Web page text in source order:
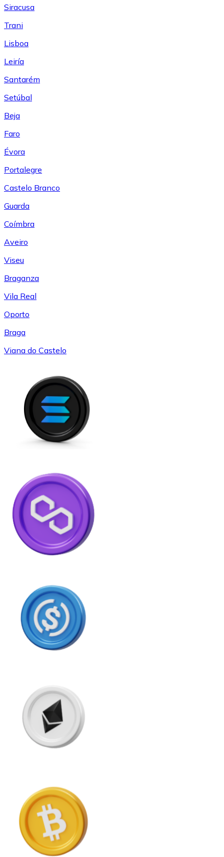
Siracusa
Trani
Lisboa
Leiría
Santarém
Setúbal
Beja
Faro
Évora
Portalegre
Castelo Branco
Guarda
Coímbra
Aveiro
Viseu
Braganza
Vila Real
Oporto
Braga
Viana do Castelo